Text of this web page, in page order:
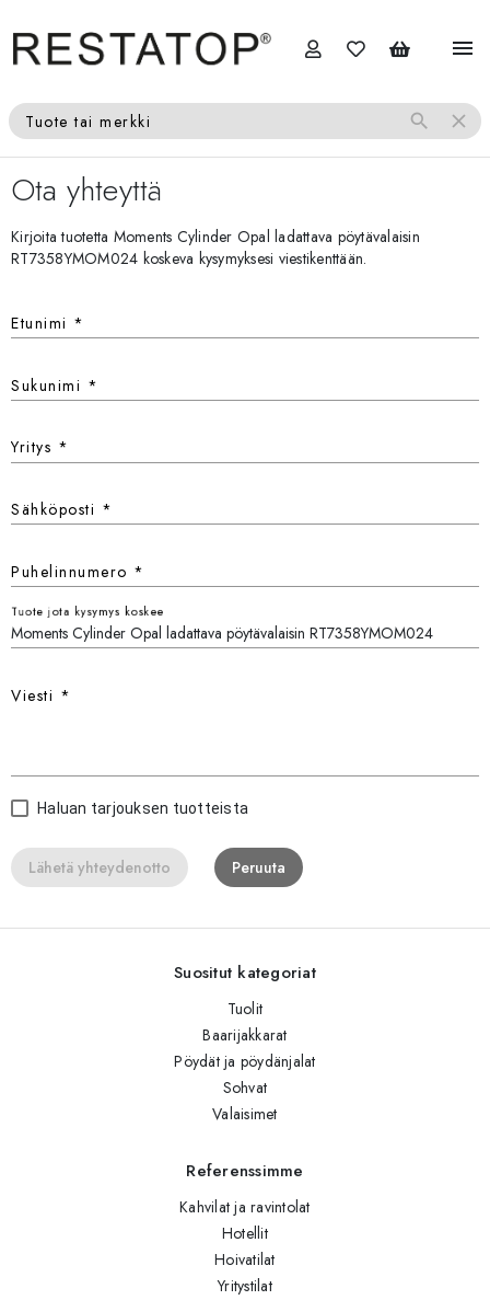
menu
Tuote tai merkki search close
Ota yhteyttä
Kirjoita tuotetta Moments Cylinder Opal ladattava pöytävalaisin
RT7358YMOM024 koskeva kysymyksesi viestikenttään.
Etunimi *
Sukunimi *
Yritys *
Sähköposti *
Puhelinnumero *
Tuote jota kysymys koskee
Viesti *
Haluan tarjouksen tuotteista
Lähetä yhteydenotto Peruuta
Suositut kategoriat
Tuolit
Baarijakkarat
Pöydät ja pöydänjalat
Sohvat
Valaisimet
Referenssimme
Kahvilat ja ravintolat
Hotellit
Hoivatilat
Yritystilat